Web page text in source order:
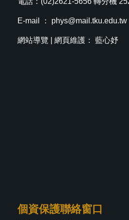
E-mail ： phys@mail.tku.edu.tw
網站導覽 | 網頁維護： 藍心妤
個資保護聯絡窗口